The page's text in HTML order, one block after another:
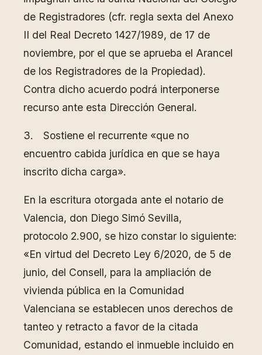
de Registradores (cfr. regla sexta del Anexo
II del Real Decreto 1427/1989, de 17 de
noviembre, por el que se aprueba el Arancel
de los Registradores de la Propiedad).
Contra dicho acuerdo podrá interponerse
recurso ante esta Dirección General.
3. Sostiene el recurrente «que no
encuentro cabida jurídica en que se haya
inscrito dicha carga».
En la escritura otorgada ante el notario de
Valencia, don Diego Simó Sevilla,
protocolo 2.900, se hizo constar lo siguiente:
«En virtud del Decreto Ley 6/2020, de 5 de
junio, del Consell, para la ampliación de
vivienda pública en la Comunidad
Valenciana se establecen unos derechos de
tanteo y retracto a favor de la citada
Comunidad, estando el inmueble incluido en